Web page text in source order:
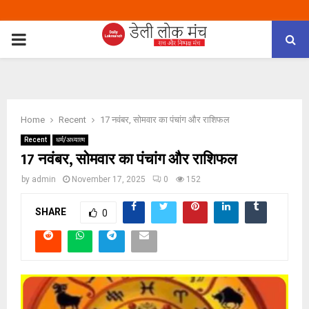
PRIMARY
Home Recent 17 नवंबर, सोमवार का पंचांग और राशिफल
Recent धर्म/अध्यात्म
17 नवंबर, सोमवार का पंचांग और राशिफल
by admin November 17, 2025 0 152
SHARE 0